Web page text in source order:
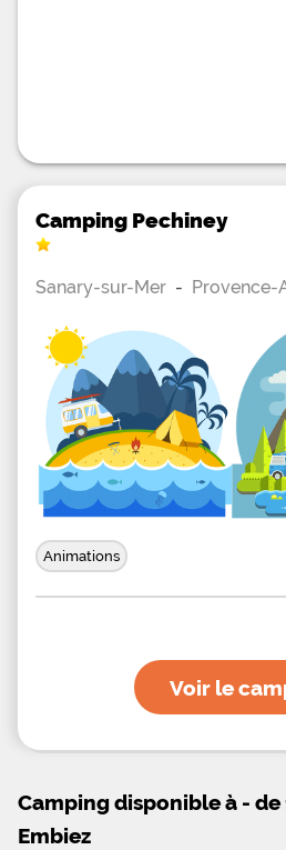
Camping Pechiney
Sanary-sur-Mer - Provence-
Animations
Voir le
Camping disponible à - de
Embiez